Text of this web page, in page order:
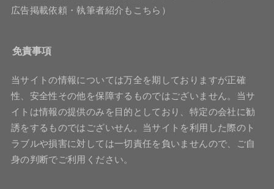
広告掲載依頼・執筆者紹介もこちら）
免責事項
当サイトの情報については万全を期しておりますが正確
性、安全性その他を保障するものではございません。当サ
イトは情報の提供のみを目的としており、特定の会社に勧
誘をするものではございせん。当サイトを利用した際のト
ラブルや損害に対しては一切責任を負いませんので、ご自
身の判断でご利用ください。